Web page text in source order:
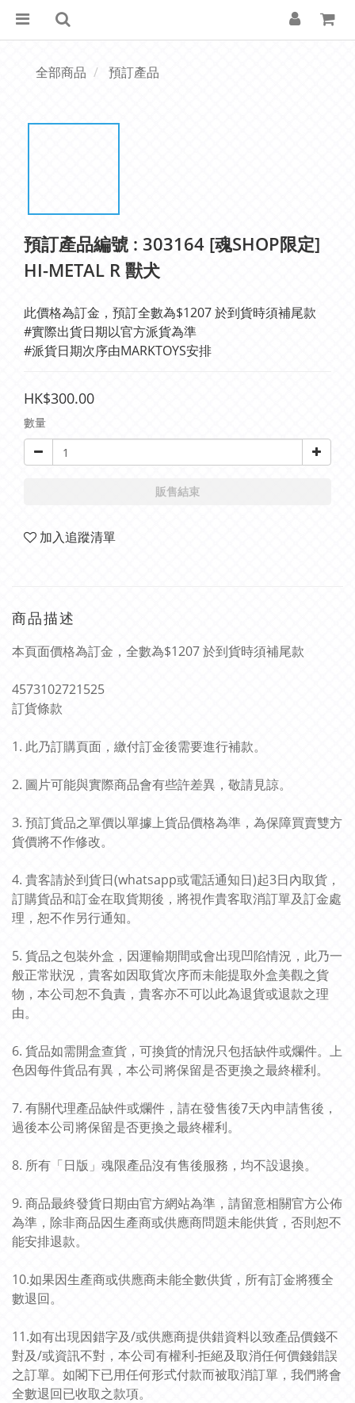
全部商品 預訂產品
預訂產品編號 : 303164 [魂SHOP限定]
HI-METAL R 獸犬
此價格為訂金，預訂全數為$1207 於到貨時須補尾款
#實際出貨日期以官方派貨為準
#派貨日期次序由MARKTOYS安排
HK$300.00
數量
販售結束
加入追蹤清單
商品描述
本頁面價格為訂金，全數為$1207 於到貨時須補尾款
4573102721525
訂貨條款
1. 此乃訂購頁面，繳付訂金後需要進行補款。
2. 圖片可能與實際商品會有些許差異，敬請見諒。
3. 預訂貨品之單價以單據上貨品價格為準，為保障買賣雙方
貨價將不作修改。
4. 貴客請於到貨日(whatsapp或電話通知日)起3日內取貨，
訂購貨品和訂金在取貨期後，將視作貴客取消訂單及訂金處
理，恕不作另行通知。
5. 貨品之包裝外盒，因運輸期間或會出現凹陷情況，此乃一
般正常狀況，貴客如因取貨次序而未能提取外盒美觀之貨
物，本公司恕不負責，貴客亦不可以此為退貨或退款之理
由。
6. 貨品如需開盒查貨，可換貨的情況只包括缺件或爛件。上
色因每件貨品有異，本公司將保留是否更換之最終權利。
7. 有關代理產品缺件或爛件，請在發售後7天內申請售後，
過後本公司將保留是否更換之最終權利。
8. 所有「日版」魂限產品沒有售後服務，均不設退換。
9. 商品最終發貨日期由官方網站為準，請留意相關官方公佈
為準，除非商品因生產商或供應商問題未能供貨，否則恕不
能安排退款。
10.如果因生產商或供應商未能全數供貨，所有訂金將獲全
數退回。
11.如有出現因錯字及/或供應商提供錯資料以致產品價錢不
對及/或資訊不對，本公司有權利-拒絕及取消任何價錢錯誤
之訂單。如閣下已用任何形式付款而被取消訂單，我們將會
全數退回已收取之款項。